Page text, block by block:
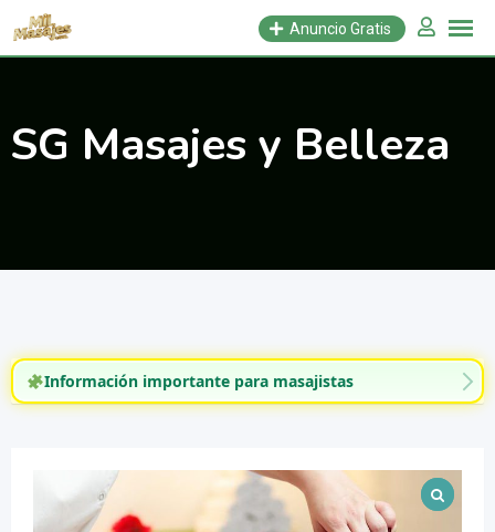
Saltar
Anuncio Gratis
SG Masajes y Belleza
Información importante para masajistas